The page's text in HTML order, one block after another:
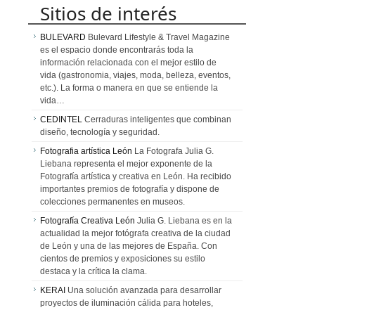
Sitios de interés
BULEVARD Bulevard Lifestyle & Travel Magazine
es el espacio donde encontrarás toda la
información relacionada con el mejor estilo de
vida (gastronomia, viajes, moda, belleza, eventos,
etc.). La forma o manera en que se entiende la
vida…
CEDINTEL Cerraduras inteligentes que combinan
diseño, tecnología y seguridad.
Fotografia artística León La Fotografa Julia G.
Liebana representa el mejor exponente de la
Fotografía artística y creativa en León. Ha recibido
importantes premios de fotografía y dispone de
colecciones permanentes en museos.
Fotografía Creativa León Julia G. Liebana es en la
actualidad la mejor fotógrafa creativa de la ciudad
de León y una de las mejores de España. Con
cientos de premios y exposiciones su estilo
destaca y la crítica la clama.
KERAI Una solución avanzada para desarrollar
proyectos de iluminación cálida para hoteles,